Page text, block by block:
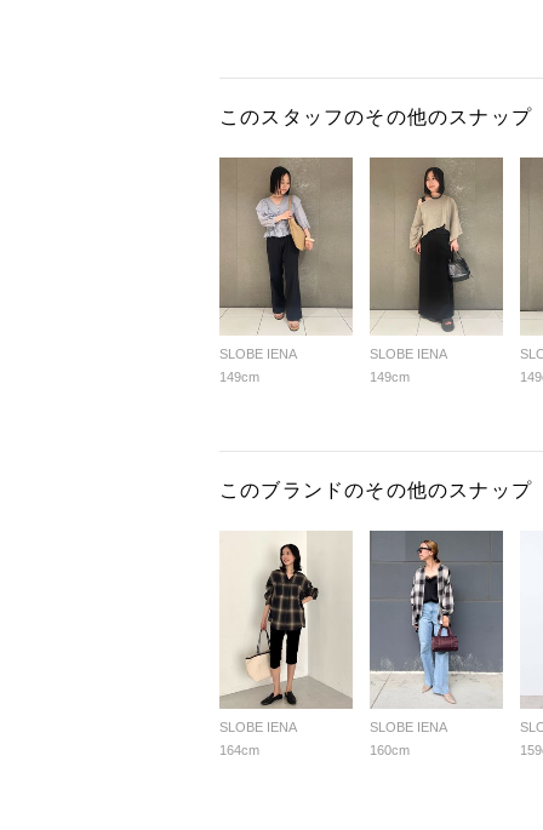
このスタッフのその他のスナップ
SLOBE IENA
149cm
SLOBE IENA
149cm
このブランドのその他のスナップ
SLOBE IENA
164cm
SLOBE IENA
160cm